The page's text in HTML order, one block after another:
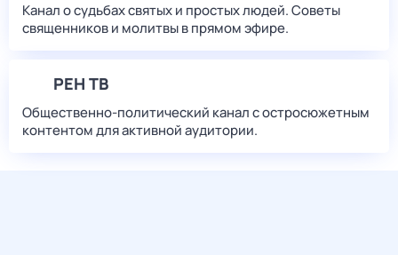
Канал о судьбах святых и простых людей. Советы
священников и молитвы в прямом эфире.
РЕН ТВ
Общественно-политический канал с остросюжетным
контентом для активной аудитории.